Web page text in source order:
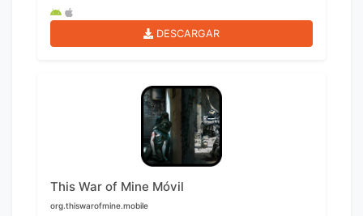
DESCARGAR
This War of Mine Móvil
org.thiswarofmine.mobile